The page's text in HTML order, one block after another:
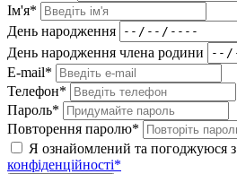
Ім'я*
День народження
День народження члена родини
E-mail*
Телефон*
Пароль*
Повторення паролю*
Я ознайомлений та погоджуюся з
конфіденційності*